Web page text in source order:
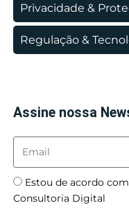
Privacidade &
Regulação &
Assine nossa
Estou de acordo
Consultoria Digital